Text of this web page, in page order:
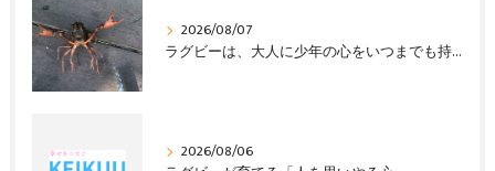
2026/08/07
ラグビーは、大人に少年の心をいつまでも持ち続けさせる
2026/08/06